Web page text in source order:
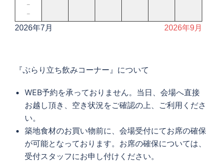
－
－
2026年7月 2026年9月
『ぶらり立ち飲みコーナー』について
WEB予約を承っておりません。当日、会場へ直接
お越し頂き、空き状況をご確認の上、ご利用くださ
い。
築地食材のお買い物前に、会場受付にてお席の確保
が可能となっております。お席の確保については、
受付スタッフにお申し付けください。